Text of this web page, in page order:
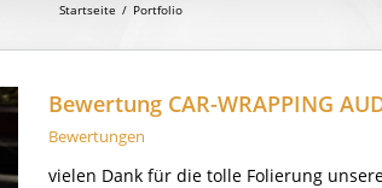
Startseite / Portfolio
Bewertung CAR-WRAPPING
Bewertungen
vielen Dank für die tolle Folierung